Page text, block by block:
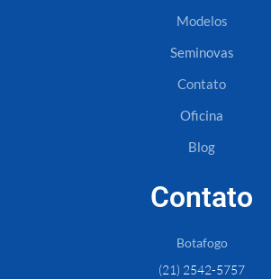
Modelos
Seminovas
Contato
Oficina
Blog
Contato
Botafogo
(21) 2542-5757